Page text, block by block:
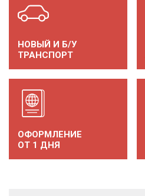
НОВЫЙ И Б/У
ТРАНСПОРТ
ОФОРМЛЕНИЕ
ОТ 1 ДНЯ